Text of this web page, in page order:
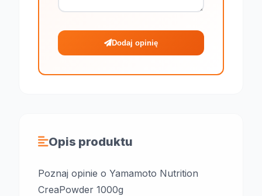
Dodaj opinię
Opis produktu
Poznaj opinie o Yamamoto Nutrition
CreaPowder 1000g